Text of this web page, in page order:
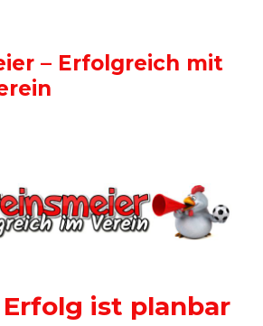
– Erfolgreich mit
ist planbar